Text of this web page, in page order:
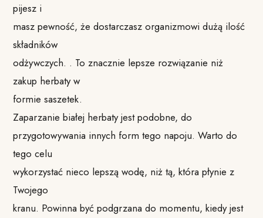
pijesz i
masz pewność, że dostarczasz organizmowi dużą ilość
składników
odżywczych. . To znacznie lepsze rozwiązanie niż
zakup herbaty w
formie saszetek.
Zaparzanie białej herbaty jest podobne, do
przygotowywania innych form tego napoju. Warto do
tego celu
wykorzystać nieco lepszą wodę, niż tą, która płynie z
Twojego
kranu. Powinna być podgrzana do momentu, kiedy jest